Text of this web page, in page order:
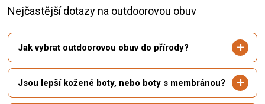
Nejčastější dotazy na outdoorovou obuv
Jak vybrat outdoorovou obuv do přírody?
Jsou lepší kožené boty, nebo boty s membránou?